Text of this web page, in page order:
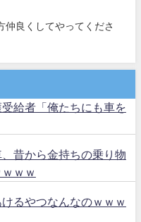
仲良くしてやってくださ
受給者「俺たちにも車を
、昔から金持ちの乗り物
ｗｗ
るやつなんなのｗｗｗ